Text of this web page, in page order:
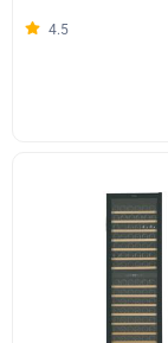
4.5